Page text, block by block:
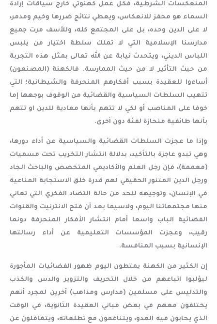
المنعكسات الشرطية، فكل عمل كهنوتي خارج سياقات إرادة
السماء هو محفز للانعكاس، ويعطي نتائج ضررها وخيم ومدمر،
لا على الدين وحده، بل على المجتمع كله، وللأسف مرت جميع
مدارسنا الإسلامية التي لا تملك سلطة اختيار من يلبس
اللباس الديني، ويتحدث نيابة عن الله تعالى بمثل هذه التجربة
من حيث التأثير لا من حيث الممارسة. فالكهنة (المصنعون)
أساءوا للعقيدة بسبب أفكارهم المنحرفة والشيطانية؛ التي
تتهيب السلطات السياسية والقضائية من الوقوف بوجهها إما
خوفا على المناصب أو لكي لا تتهم بأنها معادية للدين او تتهم
بأنها طائفية منحازة لفئة دون أخرى.
وإذا ما عجزت السلطات القضائية والسياسية عن أداء دورها،
وهي تبدو عاجزة بالتأكيد، بدلالة انتشار التخريب تحت مسميات
(معممة)، فإن رجل العلم والأكاديمي المتخصص والباحث الجاد
ورجل الدين المتنور الحقيقي لهم قدرة خلق الاستجابة المناعية
في الإنسان، وتوجيهه للحد من حالة التضاد الفكري التي تعاني
منها مجتمعاتنا اليوم، ولاسيما بعد أن فتح الانترنيت والقنوات
الفضائية الباب واسعا أمام انتشار الأفكار المنحرفة دونما
رقيب، وعجزت المؤسسات التعليمية عن أداء رسالتها
الإنسانية بسبب المنافسة.
إن الكثير من الكهنة يمتطون اليوم ظهور الفضائيات المأجورة
ليؤلبوا اتباعهم من خلال التحريف والتزوير والدس والكذب
والتدليس على مسلمين (مدارس ومذاهب) آخرين لمجرد أنهم
يختلفون معهم في بعض مباني العقيدة الثانوية، في الوقت
الذي يحابون فيه العدو، ويتناغمون مع تطلعاته، ويتغافلون عن